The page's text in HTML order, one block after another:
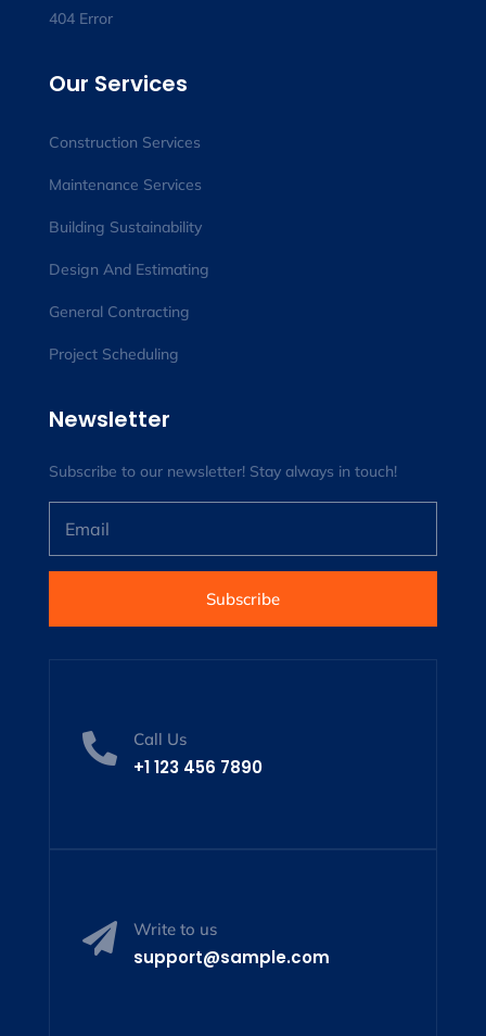
404 Error
Our Services
Construction Services
Maintenance Services
Building Sustainability
Design And Estimating
General Contracting
Project Scheduling
Newsletter
Subscribe to our newsletter! Stay always in touch!
Subscribe
 Call Us
+1 123 456 7890
 Write to us
support@sample.com